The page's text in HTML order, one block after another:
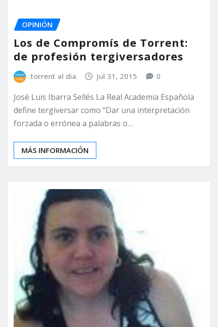
OPINIÓN
Los de Compromís de Torrent:
de profesión tergiversadores
torrent al dia Jul 31, 2015 0
José Luis Ibarra Sellés La Real Academia Española
define tergiversar como “Dar una interpretación
forzada o errónea a palabras o…
MÁS INFORMACIÓN